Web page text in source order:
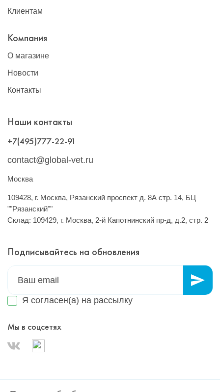
Клиентам
Компания
О магазине
Новости
Контакты
Наши контакты
+7(495)777-22-91
contact@global-vet.ru
Москва
109428, г. Москва, Рязанский проспект д. 8А стр. 14, БЦ
""Рязанский""
Склад: 109429, г. Москва, 2-й Капотнинский пр-д, д.2, стр. 2
Подписывайтесь на обновления
Я согласен(а) на рассылку
Мы в соцсетях